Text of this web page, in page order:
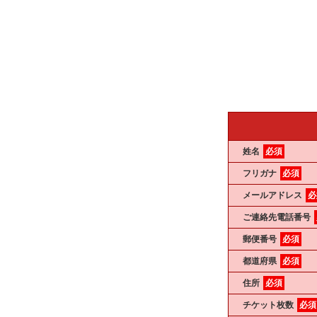
姓名 必須
フリガナ 必須
メールアドレス
ご連絡先電話番号
郵便番号 必須
都道府県 必須
住所 必須
チケット枚数 必須